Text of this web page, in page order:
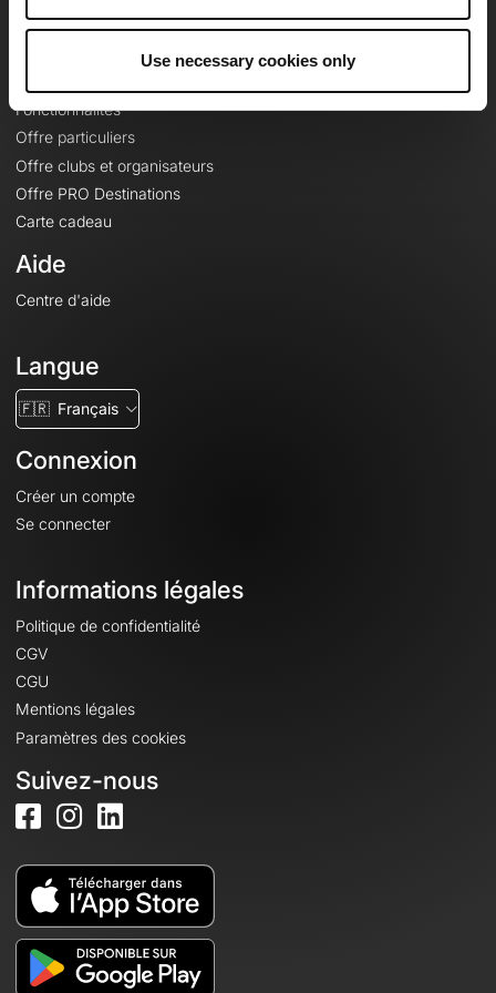
Use necessary cookies only
Fonctionnalités
Offre particuliers
Offre clubs et organisateurs
Offre PRO Destinations
Carte cadeau
Aide
Centre d'aide
Langue
🇫🇷 Français
Connexion
Créer un compte
Se connecter
Informations légales
Politique de confidentialité
CGV
CGU
Mentions légales
Paramètres des cookies
Suivez-nous